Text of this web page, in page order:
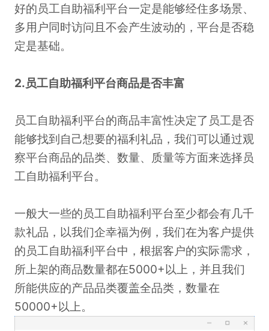
好的员工自助福利平台一定是能够经住多场景、
多用户同时访问且不会产生波动的，平台是否稳
定是基础。
2.员工自助福利平台商品是否丰富
员工自助福利平台的商品丰富性决定了员工是否
能够找到自己想要的福利礼品，我们可以通过观
察平台商品的品类、数量、质量等方面来选择员
工自助福利平台。
一般大一些的员工自助福利平台至少都会有几千
款礼品，以我们企幸福为例，我们在为客户提供
的员工自助福利平台中，根据客户的实际需求，
所上架的商品数量都在5000+以上，并且我们
所能供应的产品品类覆盖全品类，数量在
50000+以上。